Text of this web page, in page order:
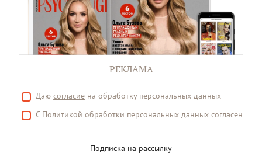
РЕКЛАМА
Даю согласие на обработку персональных данных
С Политикой обработки персональных данных согласен
Подписка на рассылку